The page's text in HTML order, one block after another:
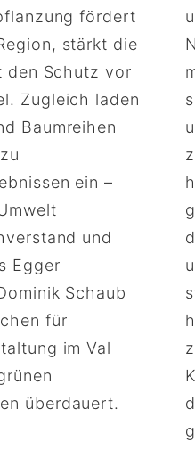
fördert
stärkt die
den Schutz vor
Zugleich laden
Baumreihen
ein –
und
Egger
Schaub
für
im Val
überdauert.